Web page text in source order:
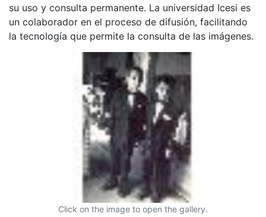
su uso y consulta permanente. La universidad Icesi es
un colaborador en el proceso de difusión, facilitando
la tecnología que permite la consulta de las imágenes.
Click on the image to open the gallery.